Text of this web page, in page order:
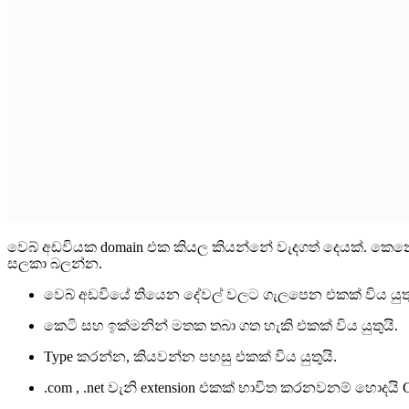
වෙබ් අඩවියක domain එක කියල කියන්නේ වැදගත් දෙයක්.
සලකා බලන්න.
වෙබ් අඩවියේ තියෙන දේවල් වලට ගැලපෙන එකක් විය
කෙටි සහ ඉක්මනින් මතක තබා ගත හැකි එකක් විය යුතුයි.
Type කරන්න, කියවන්න පහසු එකක් විය යුතුයි.
.com , .net වැනි extension එකක් භාවිත කරනවනම් හොදයි